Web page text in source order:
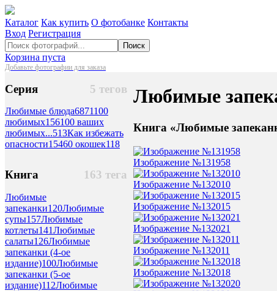
Каталог Как купить О фотобанке Контакты
Вход Регистрация
Поиск
Корзина пуста
Добавьте фотографии для заказа
5 тегов
Серия
Любимые блюда6871100
любимых156100 ваших
любимых...513Как избежать
опасности15460 окошек118
163 тега
Книга
Любимые
запеканки120Любимые
супы157Любимые
котлеты141Любимые
салаты126Любимые
запеканки (4-ое
издание)100Любимые
запеканки (5-ое
издание)112Любимые
Любимые
Книга «Любимые
Изображение №131958
Изображение №132010
Изображение №132015
Изображение №132021
Изображение №132011
Изображение №132018